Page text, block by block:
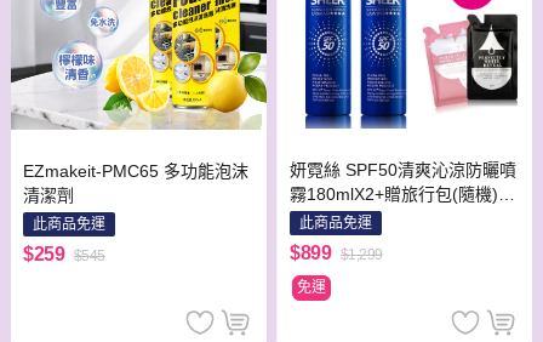
EZmakeit-PMC65 多功能泡沫
清潔劑
此商品免運
$259 $545
妍霓絲 SPF50清爽沁涼防曬噴
霧180mlX2+贈旅行包(隨機)35
MLX2包
此商品免運
$899 $1,299
免運